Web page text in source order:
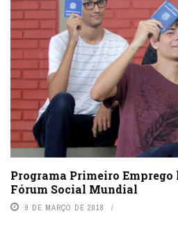
Programa Primeiro Emprego
Fórum Social Mundial
9 DE MARÇO DE 2018